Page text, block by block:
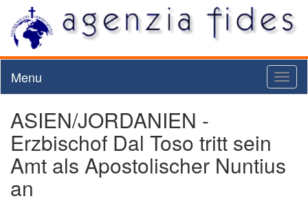
Menu
ASIEN/JORDANIEN -
Erzbischof Dal Toso tritt sein
Amt als Apostolischer Nuntius
an